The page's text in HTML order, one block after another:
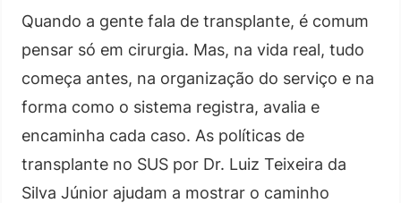
Quando a gente fala de transplante, é comum
pensar só em cirurgia. Mas, na vida real, tudo
começa antes, na organização do serviço e na
forma como o sistema registra, avalia e
encaminha cada caso. As políticas de
transplante no SUS por Dr. Luiz Teixeira da
Silva Júnior ajudam a mostrar o caminho